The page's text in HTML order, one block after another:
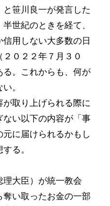
と笹川良一が発言した
世紀のときを経て、
用しない大多数の日
０２２年７月３０
る。これからも、何が
。
取り上げられる際に
い以下の内容が「事
に届けられるかもし
る。
理大臣）が統一教会
い取ったお金の一部